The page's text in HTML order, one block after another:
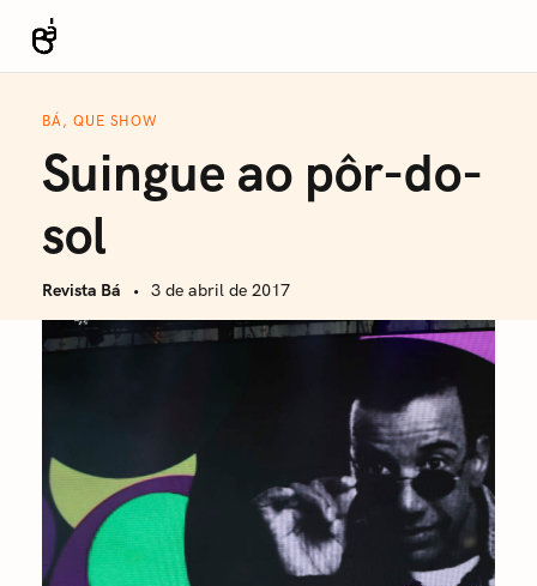
i
Revista Bá
BÁ, QUE SHOW
Suingue ao pôr-do-
sol
Revista Bá 3 de abril de 2017